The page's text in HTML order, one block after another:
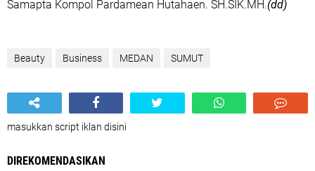
Samapta Kompol Pardamean Hutahaen. SH.SIK.MH.(dd)
Beauty Business MEDAN SUMUT
masukkan script iklan disini
DIREKOMENDASIKAN